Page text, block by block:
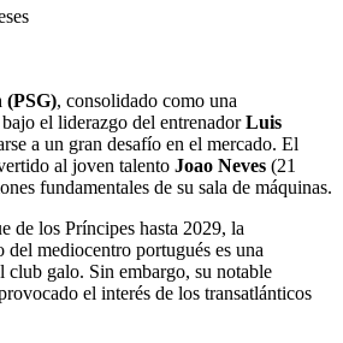
(PSG), consolidado como una
el liderazgo del entrenadorLuis
a un gran desafío en el mercado. El
al joven talento Joao Neves (21
fundamentales de su sala de máquinas.
de los Príncipes hasta 2029, la
mediocentro portugués es una
club galo. Sin embargo, su notable
el interés de los transatlánticos